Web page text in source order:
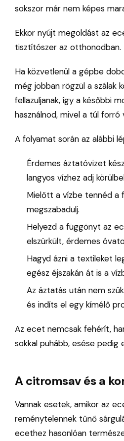
sokszor már nem képes
Ekkor nyújt megoldást az
tisztítószer az otthonodban.
Ha közvetlenül a gépbe
még jobban rögzül a szálak
fellazuljanak, így a későbbi
használnod, mivel a túl
A folyamat során az alábbi
Érdemes áztatóvizet
langyos vízhez adj
Mielőtt a vízbe tennéd a
megszabadulj.
Helyezd a függönyt az
elszürkült, érdemes
Hagyd ázni a textileket
egész éjszakán át is a
Az áztatás után nem
és indíts el egy kímélő
Az ecet nemcsak fehérít,
sokkal puhább, esése pedig
A citromsav és a
Vannak esetek, amikor az
reménytelennek tűnő
ecethez hasonlóan